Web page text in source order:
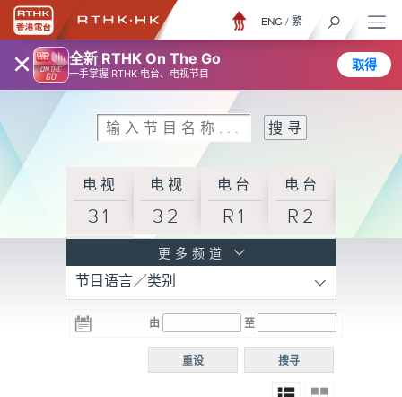
× 全新 RTHK On The Go
一手掌握 RTHK 电台、电视节目
取得
ENG / 繁
电视
31
电视
32
电台
R1
电台
R2
R3
电台 电台
R5
电台
普通
更多频道
节目语言／类别
由 至
搜寻
重设